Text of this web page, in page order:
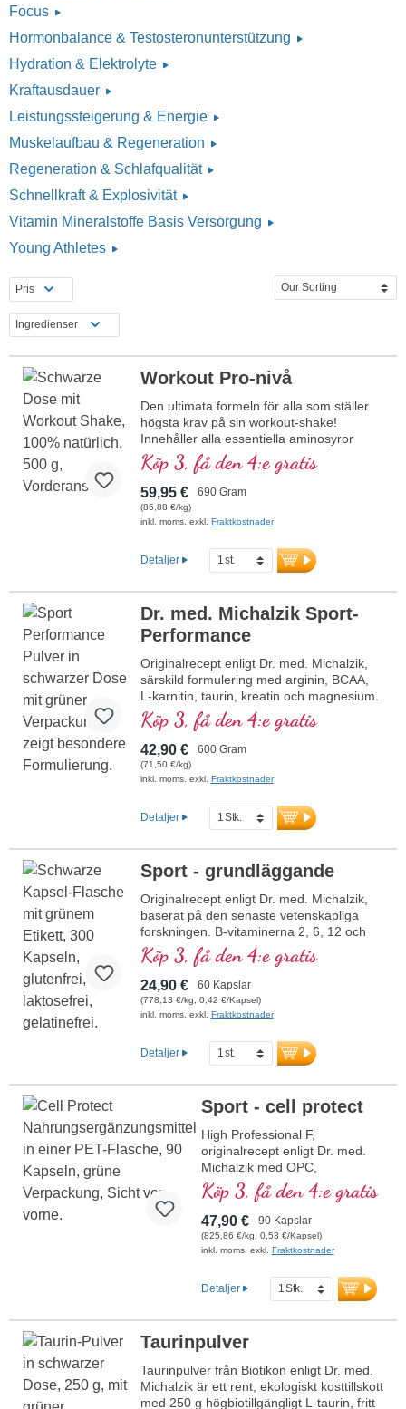
Focus
Hormonbalance & Testosteronunterstützung
Hydration & Elektrolyte
Kraftausdauer
Leistungssteigerung & Energie
Muskelaufbau & Regeneration
Regeneration & Schlafqualität
Schnellkraft & Explosivität
Vitamin Mineralstoffe Basis Versorgung
Young Athletes
Pris
Ingredienser
Workout Pro-nivå
Den ultimata formeln för alla som ställer
högsta krav på sin workout-shake!
Innehåller alla essentiella aminosyror
(EAAs) samt BCAAs, kombinerat med
kreatin för mer muskelenergi och acetyl-L-
karnitin för optimal energiförsörjning till
mitokondrierna. Med D-pinitol för bättre
biotillgänglighet av de högkvalitativa
byggsten för ATP, DNA och
energimolekylen NADH. Workout Pro
naturlig Bourbon-vanilj och ger en
behaglig smakupplevelse. Utvecklad av
kvalitet för din muskel- och
prestationsförmåga.
Mer information om Workout Pro
Level
Köp 3, få den 4:e gratis
59,95 € 690 Gram
(86,88 €/kg)
inkl. moms. exkl. Fraktkostnader
Detaljer
Dr. med. Michalzik Sport-
Performance
Originalrecept enligt Dr. med. Michalzik,
särskild formulering med arginin, BCAA,
L-karnitin, taurin, kreatin och magnesium.
Köp 3, få den 4:e gratis
42,90 € 600 Gram
(71,50 €/kg)
inkl. moms. exkl. Fraktkostnader
Detaljer
Sport - grundläggande
Originalrecept enligt Dr. med. Michalzik,
baserat på den senaste vetenskapliga
forskningen. B-vitaminerna 2, 6, 12 och
folsyra i bioaktiv form!
Köp 3, få den 4:e gratis
24,90 € 60 Kapslar
(778,13 €/kg, 0,42 €/Kapsel)
inkl. moms. exkl. Fraktkostnader
Detaljer
Sport - cell protect
High Professional F,
originalrecept enligt Dr. med.
Michalzik med OPC,
Cordyceps, karnosolsyra,
resveratrol, Q10, glutation,
NADH, omega 3, granatäpple
och rent vitamin C
Köp 3, få den 4:e gratis
47,90 € 90 Kapslar
(825,86 €/kg, 0,53 €/Kapsel)
inkl. moms. exkl. Fraktkostnader
Detaljer
Taurinpulver
Taurinpulver från Biotikon enligt Dr. med.
Michalzik är ett rent, ekologiskt kosttillskott
med 250 g högbiotillgängligt L-taurin, fritt